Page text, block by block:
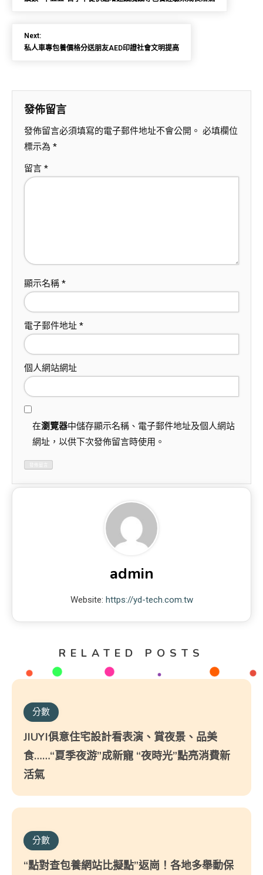
Next:
私人車專包養價格分送朋友AED印證社會文明提高
發佈留言
發佈留言必須填寫的電子郵件地址不會公開。 必填欄位
標示為 *
留言 *
顯示名稱 *
電子郵件地址 *
個人網站網址
在瀏覽器中儲存顯示名稱、電子郵件地址及個人網站
網址，以供下次發佈留言時使用。
admin
Website: https://yd-tech.com.tw
RELATED POSTS
分數
JIUYI俱意住宅設計看表演、賞夜景、品美
食……“夏季夜游”成新寵 “夜時光”點亮消費新
活氣
分數
“點對查包養網站比擬點”返崗！各地多舉動保